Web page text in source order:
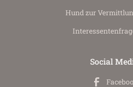
Hund zur
Social